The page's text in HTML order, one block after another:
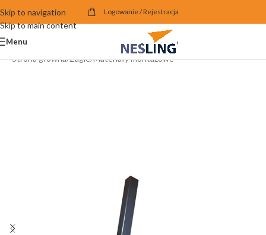
Skip to navigation
Skip to main content
Logowanie / Rejestracja
Menu
Strona główna/Żagle/Materiały montażowe